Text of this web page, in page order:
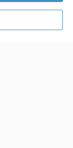
21.08.2025